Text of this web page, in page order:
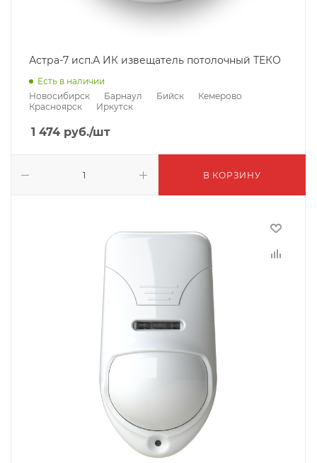
Астра-7 исп.А ИК извещатель потолочный ТЕКО
Есть в наличии
Новосибирск
Барнаул Бийск
Кемерово
Красноярск
Иркутск
1 474 руб./шт
В КОРЗИНУ